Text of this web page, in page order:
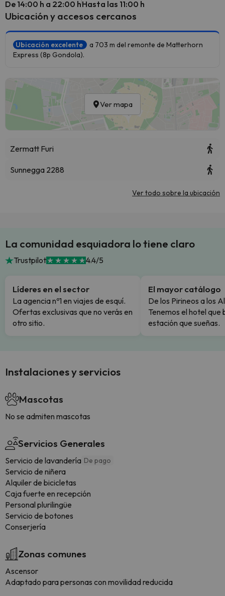
De 14:00 h a 22:00 hHasta las 11:00 h
Ubicación y accesos cercanos
Ubicación excelente
a 703 m del remonte de Matterhorn
Express (8p Gondola).
Ver mapa
Zermatt Furi
Sunnegga 2288
Ver todo sobre la ubicación
La comunidad esquiadora lo tiene claro
Trustpilot 4.4/5
Líderes en el sector
La agencia nº1 en viajes de esquí.
Ofertas exclusivas que no verás en
otro sitio.
El mayor catálogo
De los Pirineos a los
Tenemos el hotel que
estación que sueñas.
Instalaciones y servicios
Mascotas
No se admiten mascotas
Servicios Generales
Servicio de lavandería De pago
Servicio de niñera
Alquiler de bicicletas
Caja fuerte en recepción
Personal plurilingüe
Servicio de botones
Conserjería
Zonas comunes
Ascensor
Adaptado para personas con movilidad reducida